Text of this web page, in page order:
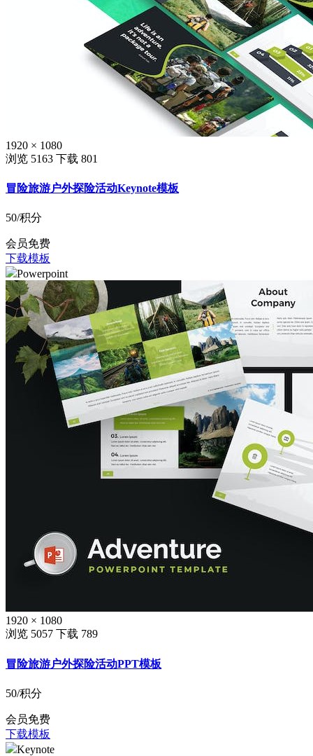
1920 × 1080
浏览 5163 下载 801
冒险旅游户外探险活动Keynote模板
50/积分
会员免费
下载模板
Powerpoint
1920 × 1080
浏览 5057 下载 789
冒险旅游户外探险活动PPT模板
50/积分
会员免费
下载模板
Keynote